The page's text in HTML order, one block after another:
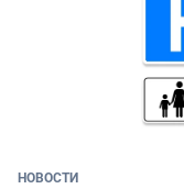
НОВОСТИ